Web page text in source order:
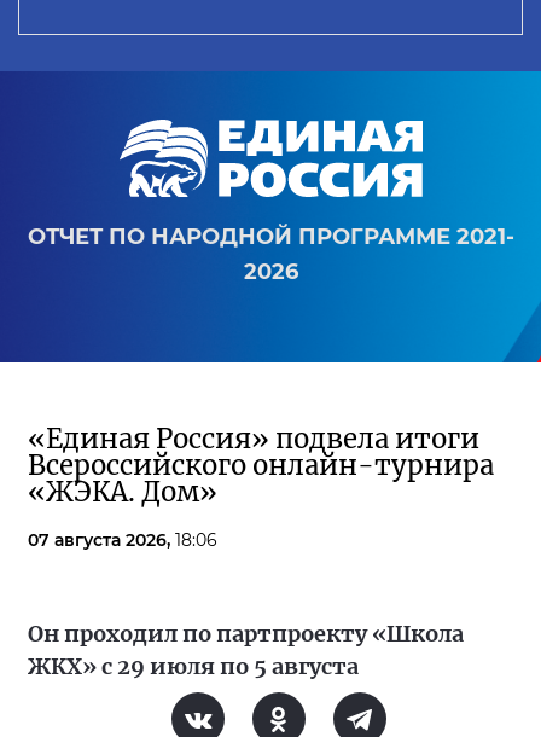
ОТЧЕТ ПО НАРОДНОЙ ПРОГРАММЕ 2021-
2026
«Единая Россия» подвела итоги
Всероссийского онлайн-турнира
«ЖЭКА. Дом»
07 августа 2026, 18:06
Он проходил по партпроекту «Школа
ЖКХ» с 29 июля по 5 августа